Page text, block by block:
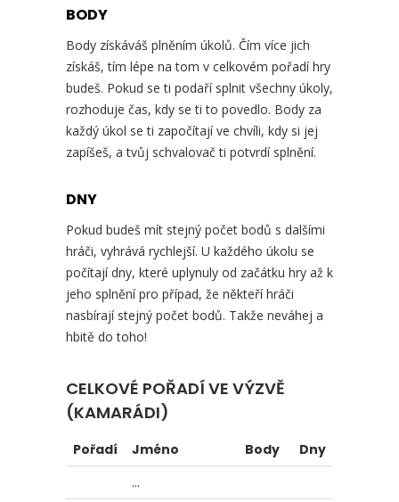
BODY
Body získáváš plněním úkolů. Čím více jich
získáš, tím lépe na tom v celkovém pořadí hry
budeš. Pokud se ti podaří splnit všechny úkoly,
rozhoduje čas, kdy se ti to povedlo. Body za
každý úkol se ti započítají ve chvíli, kdy si jej
zapíšeš, a tvůj schvalovač ti potvrdí splnění.
DNY
Pokud budeš mít stejný počet bodů s dalšími
hráči, vyhrává rychlejší. U každého úkolu se
počítají dny, které uplynuly od začátku hry až k
jeho splnění pro případ, že někteří hráči
nasbírají stejný počet bodů. Takže neváhej a
hbitě do toho!
CELKOVÉ POŘADÍ VE VÝZVĚ
(KAMARÁDI)
Pořadí Jméno Body
Dny
...